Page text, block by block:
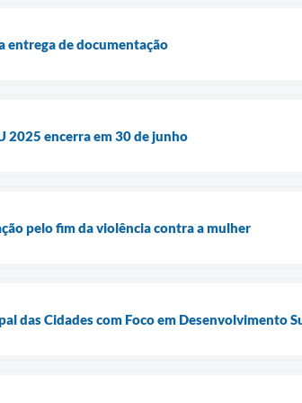
entrega de documentação
2025 encerra em 30 de junho
pelo fim da violência contra a mulher
das Cidades com Foco em Desenvolvimento